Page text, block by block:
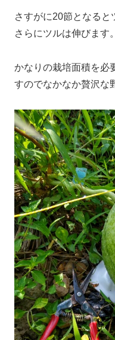
さすがに20節となると
さらにツルは伸びます。
かなりの栽培面積を必
すのでなかなか贅沢な